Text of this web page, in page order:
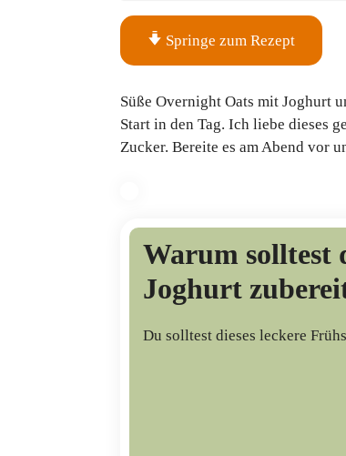
Springe zum Rezept
Süße Overnight Oats mit Joghurt
Start in den Tag. Ich liebe dieses
Zucker. Bereite es am Abend vor
Warum solltest
Joghurt
Du solltest dieses leckere